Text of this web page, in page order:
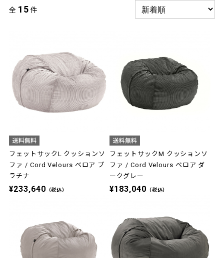
全 15 件
フェットサックL クッションソ
ファ / Cord Velours ベロア プ
ラチナ
¥233,640 （税込）
フェットサックM クッションソ
ファ / Cord Velours ベロア ダ
ークグレー
¥183,040 （税込）